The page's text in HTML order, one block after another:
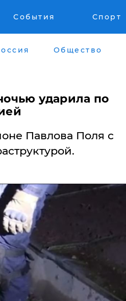
События Спорт
Общество
ударила по
Павлова Поля с